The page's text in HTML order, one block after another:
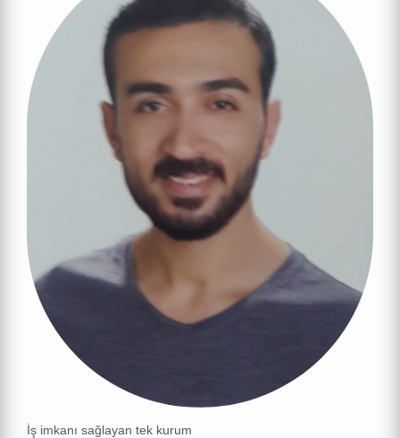
İş imkanı sağlayan tek kurum